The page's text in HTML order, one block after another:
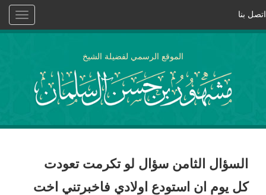
Toggle
اتصل بنا
الموقع الرسمي لفضيلة الشيخ
السؤال الثامن سؤال لو تكرمت تعودت
كل يوم ان استودع اولادي فاخبرتني اخت